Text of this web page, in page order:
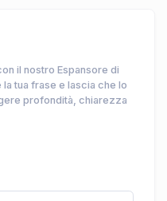
il nostro Espansore di
tua frase e lascia che lo
profondità, chiarezza